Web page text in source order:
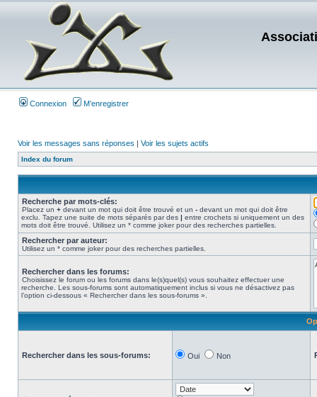
Connexion M’enregistrer
Voir les messages sans réponses | Voir les sujets actifs
Index du forum
Recherche par mots-clés:
Placez un + devant un mot qui doit être trouvé et un - devant un mot qui doit être
exclu. Tapez une suite de mots séparés par des | entre crochets si uniquement un des
mots doit être trouvé. Utilisez un * comme joker pour des recherches partielles.
Rechercher par auteur:
Utilisez un * comme joker pour des recherches partielles.
Rechercher dans les forums:
Choisissez le forum ou les forums dans le(s)quel(s) vous souhaitez effectuer une
recherche. Les sous-forums sont automatiquement inclus si vous ne désactivez pas
l’option ci-dessous « Rechercher dans les sous-forums ».
Rechercher dans les sous-forums: Oui Non